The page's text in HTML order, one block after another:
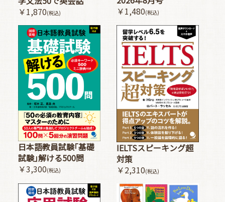
￥1,870(税込)
￥1,480(税込)
日本語教員試験｢基礎
試験｣解ける500問
￥3,300(税込)
IELTSスピーキング超
対策
￥2,310(税込)